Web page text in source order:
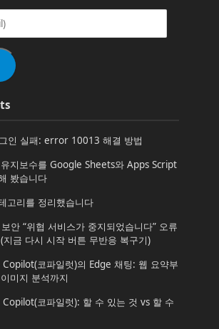
인 실패: error 10013 해결 방법
지보수를 Google Sheets와 Apps Script
봤습니다
고리를 정리했습니다
안 “위협 서비스가 중지되었습니다” 오류
지금 다시 시작 버튼 무반응 복구기)
코파일럿)의 Edge 채팅: 웹 요약부
미지 분석까지
코파일럿): 할 수 있는 것 vs 할 수